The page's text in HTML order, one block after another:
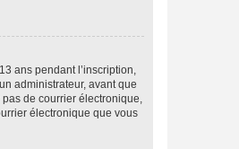
ans pendant l’inscription,
administrateur, avant que
de courrier électronique,
électronique que vous